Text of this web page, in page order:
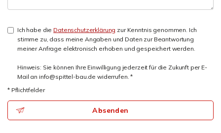
Ich habe die Datenschutzerklärung zur Kenntnis genommen. Ich
stimme zu, dass meine Angaben und Daten zur Beantwortung
meiner Anfrage elektronisch erhoben und gespeichert werden.
Hinweis: Sie können Ihre Einwilligung jederzeit für die Zukunft per E-
Mail an info@spittel-bau.de widerrufen. *
* Pflichtfelder
Absenden